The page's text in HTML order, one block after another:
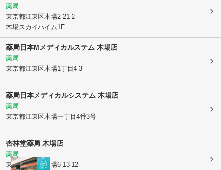
薬局
東京都江東区木場2-21-2
木場スカイハイム1F
薬局日本Mメディカルステム 木場店
薬局
東京都江東区木場1丁目4-3
薬局日本メディカルシステム 木場店
薬局
東京都江東区木場一丁目4番3号
杏林堂薬局 木場店
薬局
東京都江東区木場6-13-12